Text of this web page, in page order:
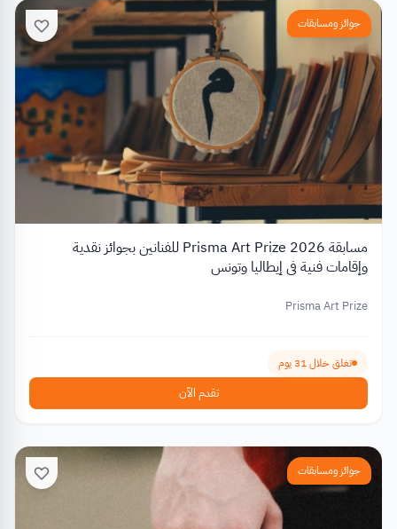
جوائز ومسابقات
مسابقة Prisma Art Prize 2026 للفنانين بجوائز نقدية
وإقامات فنية في إيطاليا وتونس
Prisma Art Prize
تغلق خلال 31 يوم
تقدم الآن
جوائز ومسابقات